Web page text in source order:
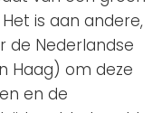
is aan andere,
de Nederlandse
Haag) om deze
en de